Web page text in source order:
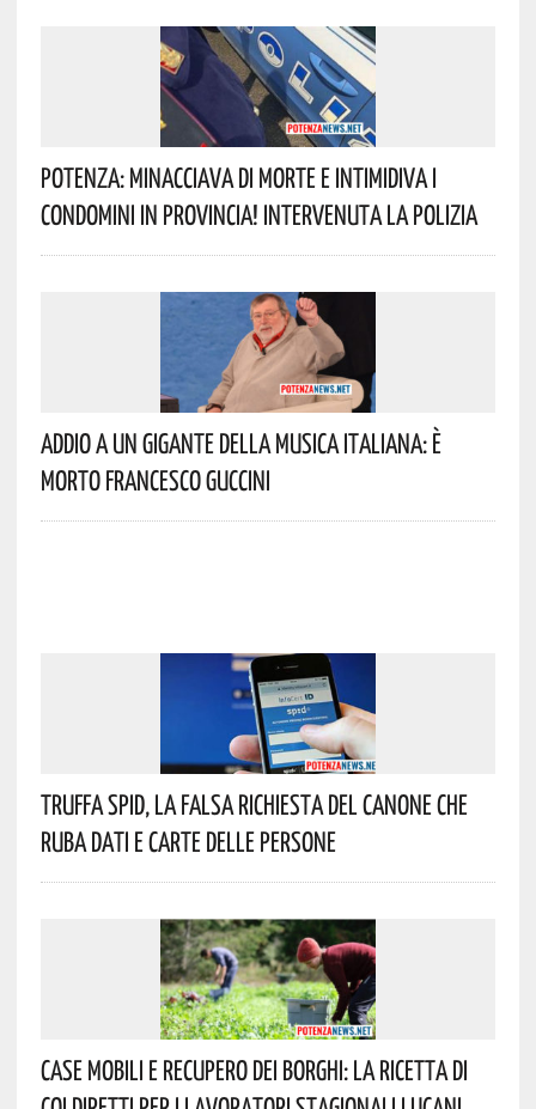
Potenza: Minacciava Di Morte E Intimidiva I
Condomini In Provincia! Intervenuta La Polizia
Addio A Un Gigante Della Musica Italiana: È
Morto Francesco Guccini
Truffa Spid, La Falsa Richiesta Del Canone Che
Ruba Dati E Carte Delle Persone
Case Mobili E Recupero Dei Borghi: La Ricetta Di